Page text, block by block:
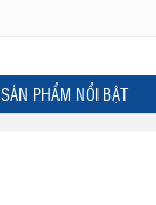
SẢN PHẨM NỔI BẬT